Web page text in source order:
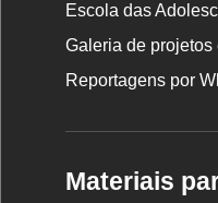
Escola das
Galeria de projetos
Reportagens por
Materiais